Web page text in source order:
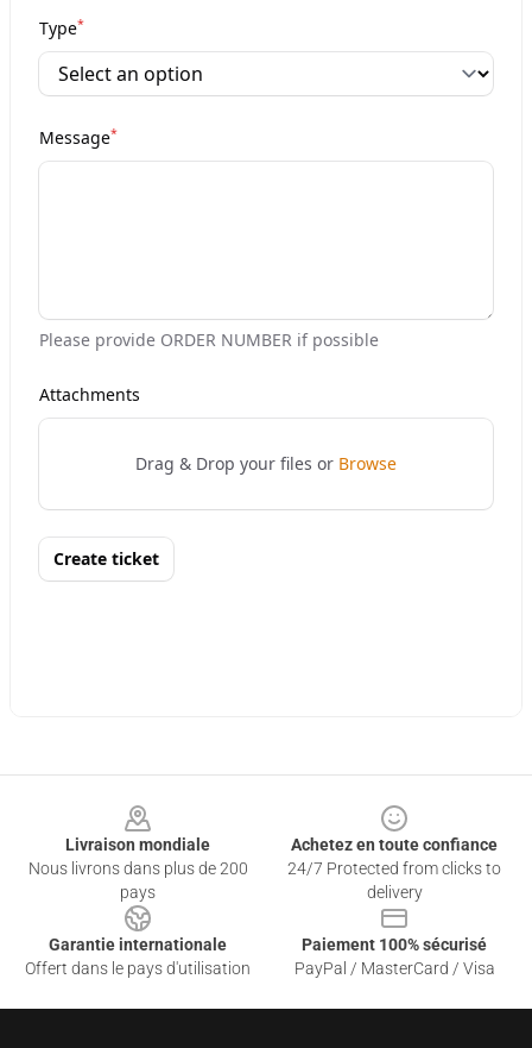
Livraison mondiale
Nous livrons dans plus de 200
pays
Achetez en toute confiance
24/7 Protected from clicks to
delivery
Garantie internationale
Offert dans le pays d'utilisation
Paiement 100% sécurisé
PayPal / MasterCard / Visa